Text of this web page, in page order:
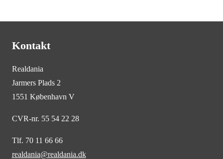
Kontakt
Realdania
Jarmers Plads 2
1551 København V
CVR-nr. 55 54 22 28
Tlf. 70 11 66 66
realdania@realdania.dk